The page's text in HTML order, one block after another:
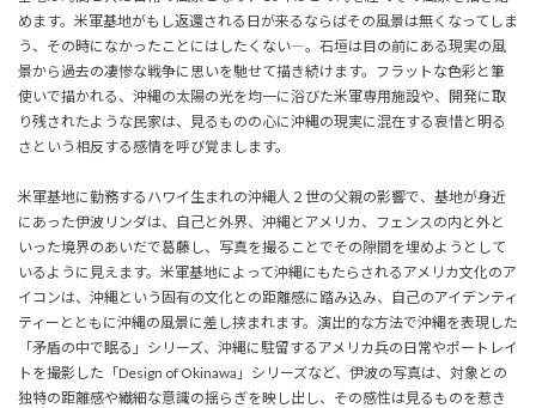
めます。米軍基地がもし返還される日が来るならばその風景は無くなってしま
う、その時になかったことにはしたくない―。石垣は目の前にある現実の風
景から過去の凄惨な戦争に思いを馳せて描き続けます。フラットな色彩と筆
使いで描かれる、沖縄の太陽の光を均一に浴びた米軍専用施設や、開発に取
り残されたような民家は、見るものの心に沖縄の現実に混在する哀惜と明る
さという相反する感情を呼び覚まします。
米軍基地に勤務するハワイ生まれの沖縄人２世の父親の影響で、基地が身近
にあった伊波リンダは、自己と外界、沖縄とアメリカ、フェンスの内と外と
いった境界のあいだで葛藤し、写真を撮ることでその隙間を埋めようとして
いるように見えます。米軍基地によって沖縄にもたらされるアメリカ文化のア
イコンは、沖縄という固有の文化との距離感に踏み込み、自己のアイデンティ
ティーとともに沖縄の風景に差し挟まれます。演出的な方法で沖縄を表現した
「矛盾の中で眠る」シリーズ、沖縄に駐留するアメリカ兵の日常やポートレイ
トを撮影した「Design of Okinawa」シリーズなど、伊波の写真は、対象との
独特の距離感や繊細な意識の揺らぎを映し出し、その感性は見るものを惹き